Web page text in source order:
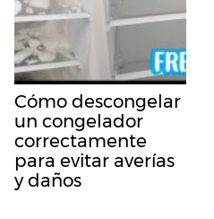
Cómo descongelar
un congelador
correctamente
para evitar averías
y daños